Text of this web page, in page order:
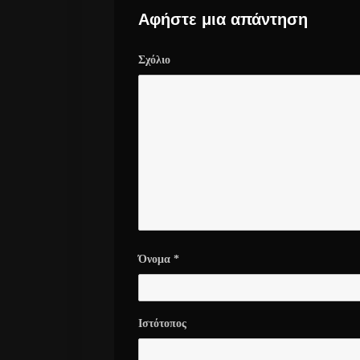
Αφήστε μια απάντηση
Σχόλιο
Όνομα *
Ιστότοπος